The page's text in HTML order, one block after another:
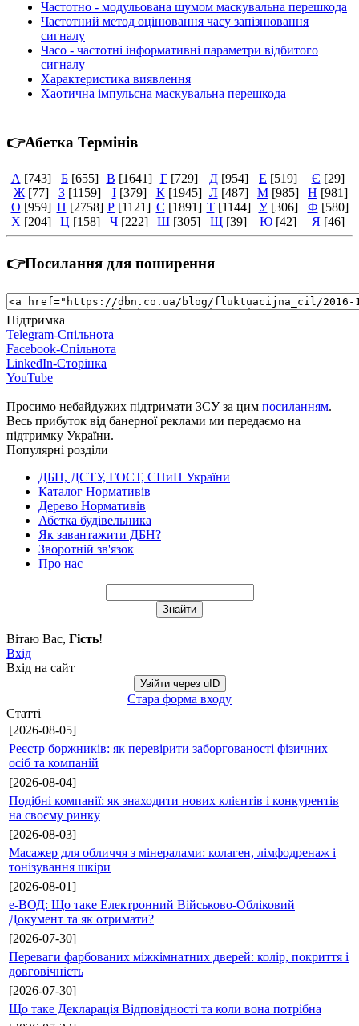
Частотно - модульована шумом маскувальна перешкода
Частотний метод оцінювання часу запізнювання
сигналу
Часо - частотні інформативні параметри відбитого
сигналу
Характеристика виявлення
Хаотична імпульсна маскувальна перешкода
👉Абетка Термінів
А [743] Б [655] В [1641] Г [729] Д [954] Е [519] Є [29]
Ж [77] З [1159] І [379] К [1945] Л [487] М [985] Н [981]
О [959] П [2758] Р [1121] С [1891] Т [1144] У [306] Ф [580]
Х [204] Ц [158] Ч [222] Ш [305] Щ [39] Ю [42] Я [46]
👉Посилання для поширення
Підтримка
Telegram-Спільнота
Facebook-Спільнота
LinkedIn-Сторінка
YouTube
Просимо небайдужих підтримати ЗСУ за цим посиланням.
Весь прибуток від банерної реклами ми передаємо на
підтримку України.
Популярні розділи
ДБН, ДСТУ, ГОСТ, СНиП України
Каталог Нормативів
Дерево Нормативів
Абетка будівельника
Як завантажити ДБН?
Зворотній зв'язок
Про нас
Вітаю Вас, Гість!
Вхід
Вхід на сайт
Увійти через uID
Стара форма входу
Статті
[2026-08-05]
Реєстр боржників: як перевірити заборгованості фізичних
осіб та компаній
[2026-08-04]
Подібні компанії: як знаходити нових клієнтів і конкурентів
на своєму ринку
[2026-08-03]
Масажер для обличчя з мінералами: колаген, лімфодренаж і
тонізування шкіри
[2026-08-01]
е-ВОД: Що таке Електронний Військово-Обліковий
Документ та як отримати?
[2026-07-30]
Переваги фарбованих міжкімнатних дверей: колір, покриття і
довговічність
[2026-07-30]
Що таке Декларація Відповідності та коли вона потрібна